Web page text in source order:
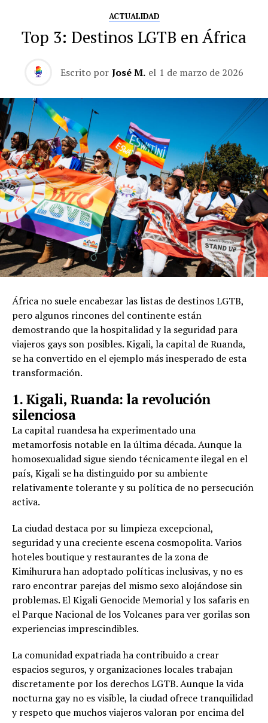
ACTUALIDAD
Top 3: Destinos LGTB en África
Escrito por José M. el 1 de marzo de 2026
África no suele encabezar las listas de destinos LGTB,
pero algunos rincones del continente están
demostrando que la hospitalidad y la seguridad para
viajeros gays son posibles. Kigali, la capital de Ruanda,
se ha convertido en el ejemplo más inesperado de esta
transformación.
1. Kigali, Ruanda: la revolución
silenciosa
La capital ruandesa ha experimentado una
metamorfosis notable en la última década. Aunque la
homosexualidad sigue siendo técnicamente ilegal en el
país, Kigali se ha distinguido por su ambiente
relativamente tolerante y su política de no persecución
activa.
La ciudad destaca por su limpieza excepcional,
seguridad y una creciente escena cosmopolita. Varios
hoteles boutique y restaurantes de la zona de
Kimihurura han adoptado políticas inclusivas, y no es
raro encontrar parejas del mismo sexo alojándose sin
problemas. El Kigali Genocide Memorial y los safaris en
el Parque Nacional de los Volcanes para ver gorilas son
experiencias imprescindibles.
La comunidad expatriada ha contribuido a crear
espacios seguros, y organizaciones locales trabajan
discretamente por los derechos LGTB. Aunque la vida
nocturna gay no es visible, la ciudad ofrece tranquilidad
y respeto que muchos viajeros valoran por encima del